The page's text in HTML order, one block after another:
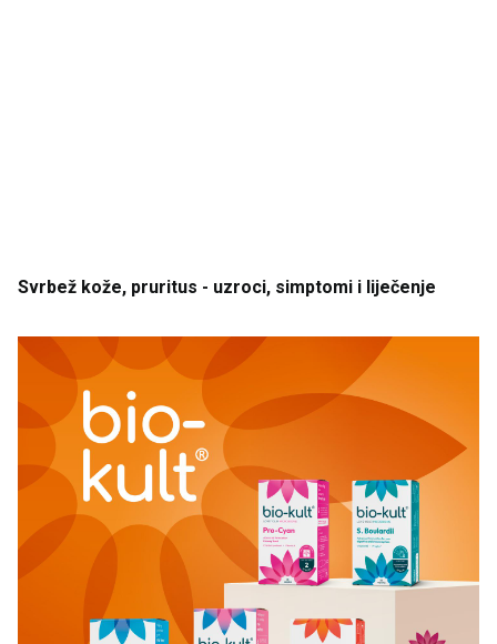
Svrbež kože, pruritus - uzroci, simptomi i liječenje